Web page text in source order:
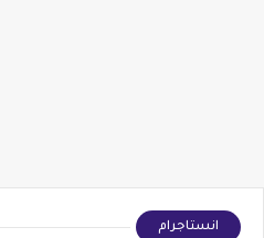
انستاجرام